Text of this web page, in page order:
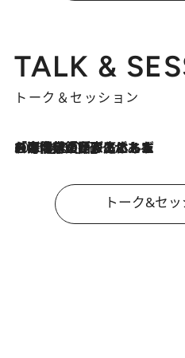
TALK &
トーク＆セッション
2026.8.3
「今後値上げがあるとすれば…」「リスクがあるのは今年の冬」エネルギー専門家が語る、ホルムズ海峡封鎖が家庭にもたらす“ある心配”
トーク&セ